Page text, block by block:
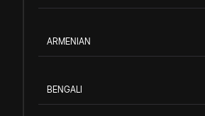
ARMENIAN
BENGALI